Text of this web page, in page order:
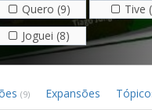
Quero (9)
Tive
Joguei (8)
(9) Expansões